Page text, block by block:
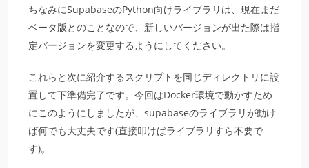
ちなみにSupabaseのPython向けライブラリは、現在まだ
ベータ版とのことなので、新しいバージョンが出た際は指
定バージョンを変更するようにしてください。
これらと次に紹介するスクリプトを同じディレクトリに設
置して下準備完了です。今回はDocker環境で動かすため
にこのようにしましたが、supabaseのライブラリが動け
ば何でも大丈夫です(直接叩けばライブラリすら不要で
す)。